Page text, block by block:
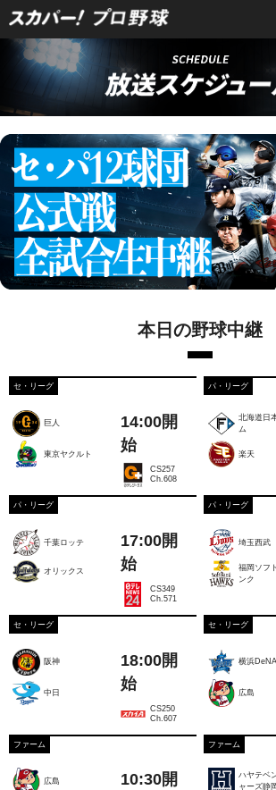
本日の野球中継
セ・リーグ
巨人
東京ヤクルト
14:00開
始
CS257
Ch.608
パ・リーグ
北海道日
ム
楽天
パ・リーグ
千葉ロッテ
オリックス
17:00開
始
CS349
Ch.571
パ・リーグ
埼玉西武
福岡ソフ
ンク
セ・リーグ
阪神
中日
18:00開
始
CS250
Ch.607
セ・リーグ
横浜DeNA
広島
ファーム
広島
10:30開
ファーム
ハヤテベ
ャーズ静